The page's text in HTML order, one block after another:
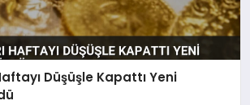
Düşüşle Kapattı Yeni